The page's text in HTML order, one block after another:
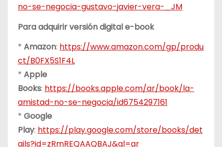
no-se-negocia-gustavo-javier-vera-_JM
Para adquirir versión digital e-book
* Amazon: https://www.amazon.com/gp/produ
ct/B0FX5S1F4L
* Apple
Books: https://books.apple.com/ar/book/la-
amistad-no-se-negocia/id6754297161
* Google
Play: https://play.google.com/store/books/det
ails?id=zRmREQAAQBAJ&gl=ar